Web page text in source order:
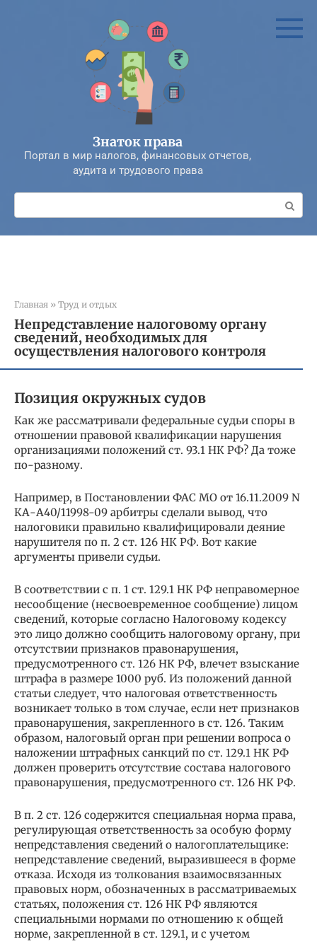
Знаток права
Портал в мир налогов, финансовых отчетов,
аудита и трудового права
Поиск:
Главная » Труд и отдых
Непредставление налоговому органу
сведений, необходимых для
осуществления налогового контроля
Позиция окружных судов
Как же рассматривали федеральные судьи споры в
отношении правовой квалификации нарушения
организациями положений ст. 93.1 НК РФ? Да тоже
по-разному.
Например, в Постановлении ФАС МО от 16.11.2009 N
КА-А40/11998-09 арбитры сделали вывод, что
налоговики правильно квалифицировали деяние
нарушителя по п. 2 ст. 126 НК РФ. Вот какие
аргументы привели судьи.
В соответствии с п. 1 ст. 129.1 НК РФ неправомерное
несообщение (несвоевременное сообщение) лицом
сведений, которые согласно Налоговому кодексу
это лицо должно сообщить налоговому органу, при
отсутствии признаков правонарушения,
предусмотренного ст. 126 НК РФ, влечет взыскание
штрафа в размере 1000 руб. Из положений данной
статьи следует, что налоговая ответственность
возникает только в том случае, если нет признаков
правонарушения, закрепленного в ст. 126. Таким
образом, налоговый орган при решении вопроса о
наложении штрафных санкций по ст. 129.1 НК РФ
должен проверить отсутствие состава налогового
правонарушения, предусмотренного ст. 126 НК РФ.
В п. 2 ст. 126 содержится специальная норма права,
регулирующая ответственность за особую форму
непредставления сведений о налогоплательщике:
непредставление сведений, выразившееся в форме
отказа. Исходя из толкования взаимосвязанных
правовых норм, обозначенных в рассматриваемых
статьях, положения ст. 126 НК РФ являются
специальными нормами по отношению к общей
норме, закрепленной в ст. 129.1, и с учетом